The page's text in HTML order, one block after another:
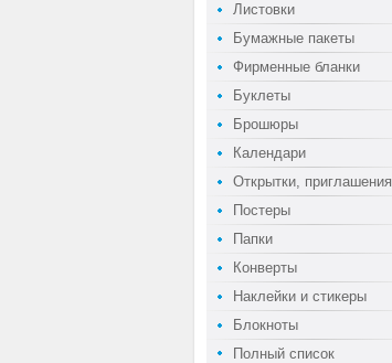
Листовки
Бумажные пакеты
Фирменные бланки
Буклеты
Брошюры
Календари
Открытки, приглашения
Постеры
Папки
Конверты
Наклейки и стикеры
Блокноты
Полный список